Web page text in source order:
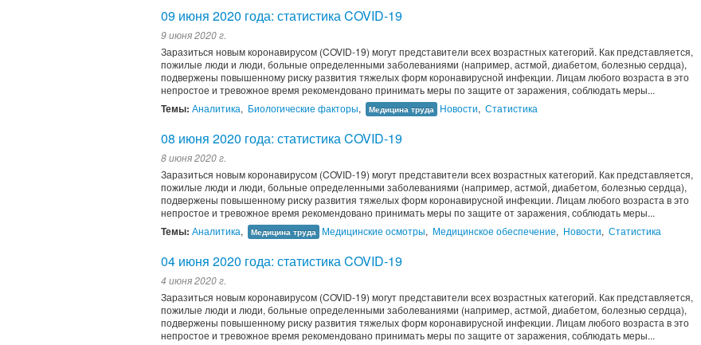
09 июня 2020 года: статистика COVID-19
9 июня 2020 г.
Заразиться новым коронавирусом (COVID-19) могут представители всех возрастных категорий. Как представляется,
пожилые люди и люди, больные определенными заболеваниями (например, астмой, диабетом, болезнью сердца),
подвержены повышенному риску развития тяжелых форм коронавирусной инфекции. Лицам любого возраста в это
непростое и тревожное время рекомендовано принимать меры по защите от заражения, соблюдать меры...
Темы: Аналитика, Биологические факторы, Медицина труда Новости, Статистика
08 июня 2020 года: статистика COVID-19
8 июня 2020 г.
Заразиться новым коронавирусом (COVID-19) могут представители всех возрастных категорий. Как представляется,
пожилые люди и люди, больные определенными заболеваниями (например, астмой, диабетом, болезнью сердца),
подвержены повышенному риску развития тяжелых форм коронавирусной инфекции. Лицам любого возраста в это
непростое и тревожное время рекомендовано принимать меры по защите от заражения, соблюдать меры...
Темы: Аналитика, Медицина труда Медицинские осмотры, Медицинское обеспечение, Новости, Статистика
04 июня 2020 года: статистика COVID-19
4 июня 2020 г.
Заразиться новым коронавирусом (COVID-19) могут представители всех возрастных категорий. Как представляется,
пожилые люди и люди, больные определенными заболеваниями (например, астмой, диабетом, болезнью сердца),
подвержены повышенному риску развития тяжелых форм коронавирусной инфекции. Лицам любого возраста в это
непростое и тревожное время рекомендовано принимать меры по защите от заражения, соблюдать меры...